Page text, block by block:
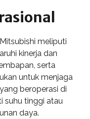
meliputi
kinerja dan
serta
untuk menjaga
beroperasi di
suhu tinggi atau
daya.